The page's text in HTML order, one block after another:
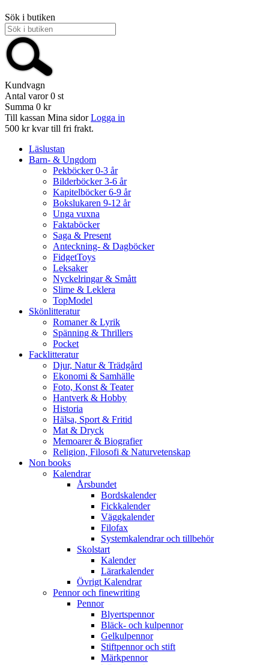
Sök i butiken
Kundvagn
Antal varor 0 st
Summa 0 kr
Till kassan Mina sidor Logga in
500 kr kvar till fri frakt.
Läslustan
Barn- & Ungdom
Pekböcker 0-3 år
Bilderböcker 3-6 år
Kapitelböcker 6-9 år
Bokslukaren 9-12 år
Unga vuxna
Faktaböcker
Saga & Present
Anteckning- & Dagböcker
FidgetToys
Leksaker
Nyckelringar & Smått
Slime & Leklera
TopModel
Skönlitteratur
Romaner & Lyrik
Spänning & Thrillers
Pocket
Facklitteratur
Djur, Natur & Trädgård
Ekonomi & Samhälle
Foto, Konst & Teater
Hantverk & Hobby
Historia
Hälsa, Sport & Fritid
Mat & Dryck
Memoarer & Biografier
Religion, Filosofi & Naturvetenskap
Non books
Kalendrar
Årsbundet
Bordskalender
Fickkalender
Väggkalender
Filofax
Systemkalendrar och tillbehör
Skolstart
Kalender
Lärarkalender
Övrigt Kalendrar
Pennor och finewriting
Pennor
Blyertspennor
Bläck- och kulpennor
Gelkulpennor
Stiftpennor och stift
Märkpennor